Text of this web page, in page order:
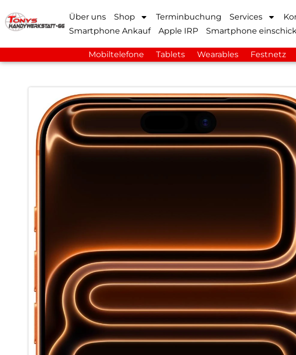
Über uns Shop Terminbuchung Services
Smartphone Ankauf
Apple IRP Smartphone
Mobiltelefone Tablets Wearables Festnetz